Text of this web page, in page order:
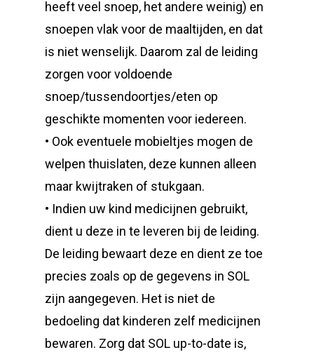
heeft veel snoep, het andere weinig) en
snoepen vlak voor de maaltijden, en dat
is niet wenselijk. Daarom zal de leiding
zorgen voor voldoende
snoep/tussendoortjes/eten op
geschikte momenten voor iedereen.
• Ook eventuele mobieltjes mogen de
welpen thuislaten, deze kunnen alleen
maar kwijtraken of stukgaan.
• Indien uw kind medicijnen gebruikt,
dient u deze in te leveren bij de leiding.
De leiding bewaart deze en dient ze toe
precies zoals op de gegevens in SOL
zijn aangegeven. Het is niet de
bedoeling dat kinderen zelf medicijnen
bewaren. Zorg dat SOL up-to-date is,